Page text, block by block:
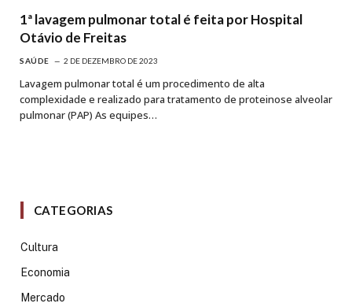
1ª lavagem pulmonar total é feita por Hospital
Otávio de Freitas
SAÚDE 2 DE DEZEMBRO DE 2023
Lavagem pulmonar total é um procedimento de alta
complexidade e realizado para tratamento de proteinose alveolar
pulmonar (PAP) As equipes…
CATEGORIAS
Cultura
Economia
Mercado